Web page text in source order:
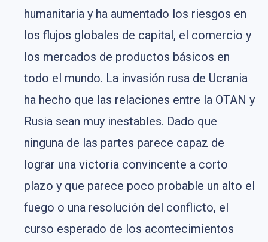
humanitaria y ha aumentado los riesgos en
los flujos globales de capital, el comercio y
los mercados de productos básicos en
todo el mundo. La invasión rusa de Ucrania
ha hecho que las relaciones entre la OTAN y
Rusia sean muy inestables. Dado que
ninguna de las partes parece capaz de
lograr una victoria convincente a corto
plazo y que parece poco probable un alto el
fuego o una resolución del conflicto, el
curso esperado de los acontecimientos